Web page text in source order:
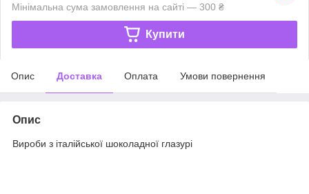
Мінімальна сума замовлення на сайті — 300 ₴
Купити
Опис Доставка Оплата Умови повернення
Опис
Вироби з італійської шоколадної глазурі